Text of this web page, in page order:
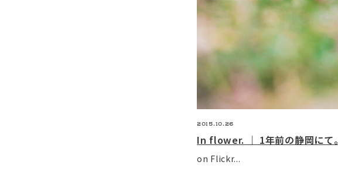
2015.10.26
In flower. ｜ 1年前の静岡にて。
on Flickr...